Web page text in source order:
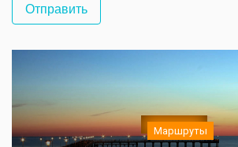
Маршруты